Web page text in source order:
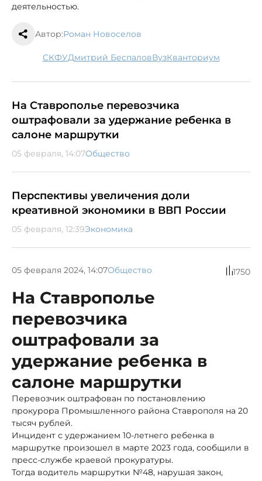
деятельностью.
Автор:Роман Новоселов
СКФУ Дмитрий Беспалов вуз Кванториум
На Ставрополье перевозчика
оштрафовали за удержание ребенка в
салоне маршрутки
05 февраля, 14:07Общество
Перспективы увеличения доли
креативной экономики в ВВП России
05 февраля, 12:39Экономика
05 февраля 2024, 14:07Общество 1750
На Ставрополье
перевозчика
оштрафовали за
удержание ребенка в
салоне маршрутки
Перевозчик оштрафован по постановлению
прокурора Промышленного района Ставрополя на 20
тысяч рублей.
Инцидент с удержанием 10-летнего ребенка в
маршрутке произошел в марте 2023 года, сообщили в
пресс-службе краевой прокуратуры.
Тогда водитель маршрутки №48, нарушая закон,